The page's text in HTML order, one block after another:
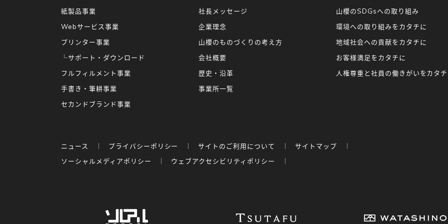
紙製品事業
Webサービス事業
プリンター事業
└サポート・ダウンロード
フルフィルメント事業
手書き・筆耕事業
セカンドブランド事業
社長メッセージ
企業理念
山櫻のものづくりの考え方
会社概要
歴史・沿革
事業所一覧
山櫻のSDGsへの取り組み
環境への取り組みをカタチに
地域社会への貢献をカタチに
お客様満足をカタチに
人権尊重と社員の働きがいをカタ
ニュース プライバシーポリシー サイトのご利用について
サイトマップ
ソーシャルメディアポリシー
ウェブアクセシビリティポリシー